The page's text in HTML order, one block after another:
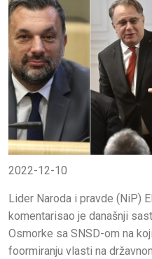
2022-12-10
Lider Naroda i pravde (NiP)
komentarisao je današnji
Osmorke sa SNSD-om na
foormiranju vlasti na